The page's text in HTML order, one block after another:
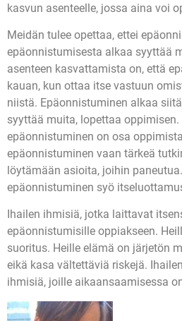
kasvun asenteelle, jossa aina voi
Meidän tulee opettaa, ettei
epäonnistumisesta alkaa syyttää
asenteen kasvattamista on, että
kauan, kun ottaa itse vastuun
niistä. Epäonnistuminen alkaa
syyttää muita, lopettaa oppimisen.
epäonnistuminen on osa
epäonnistuminen vaan tärkeä
löytämään asioita, joihin
epäonnistuminen syö
Ihailen ihmisiä, jotka laittavat
epäonnistumisille oppiakseen.
suoritus. Heille elämä on järjetön
eikä kasa vältettäviä riskejä.
ihmisiä, joille aikaansaamisessa